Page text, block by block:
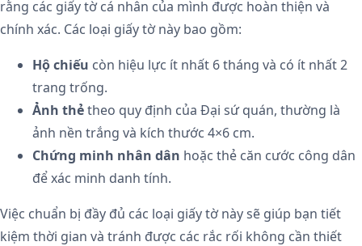
rằng các giấy tờ cá nhân của mình được hoàn thiện và
chính xác. Các loại giấy tờ này bao gồm:
Hộ chiếu còn hiệu lực ít nhất 6 tháng và có ít nhất 2
trang trống.
Ảnh thẻtheo quy định của Đại sứ quán, thường là
ảnh nền trắng và kích thước 4×6 cm.
Chứng minh nhân dân hoặc thẻ căn cước công dân
để xác minh danh tính.
Việc chuẩn bị đầy đủ các loại giấy tờ này sẽ giúp bạn tiết
kiệm thời gian và tránh được các rắc rối không cần thiết